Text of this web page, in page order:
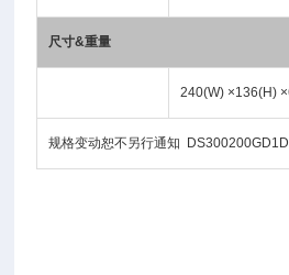
尺寸&重量
240(W) ×136(H)
规格变动恕不另行通知